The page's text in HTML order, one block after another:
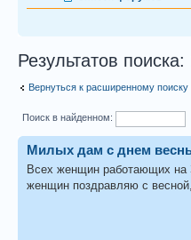
Результатов поиска:
Вернуться к расширенному поиску
Поиск в найденном:
Милых дам с днем
Всех женщин работающих на
женщин поздравляю с